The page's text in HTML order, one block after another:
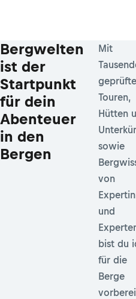
Bergwelten
ist der
Startpunkt
für dein
Abenteuer
in den
Bergen
Mit
Touren,
Hütten
sowie
von
und
bist du
für die
Berge